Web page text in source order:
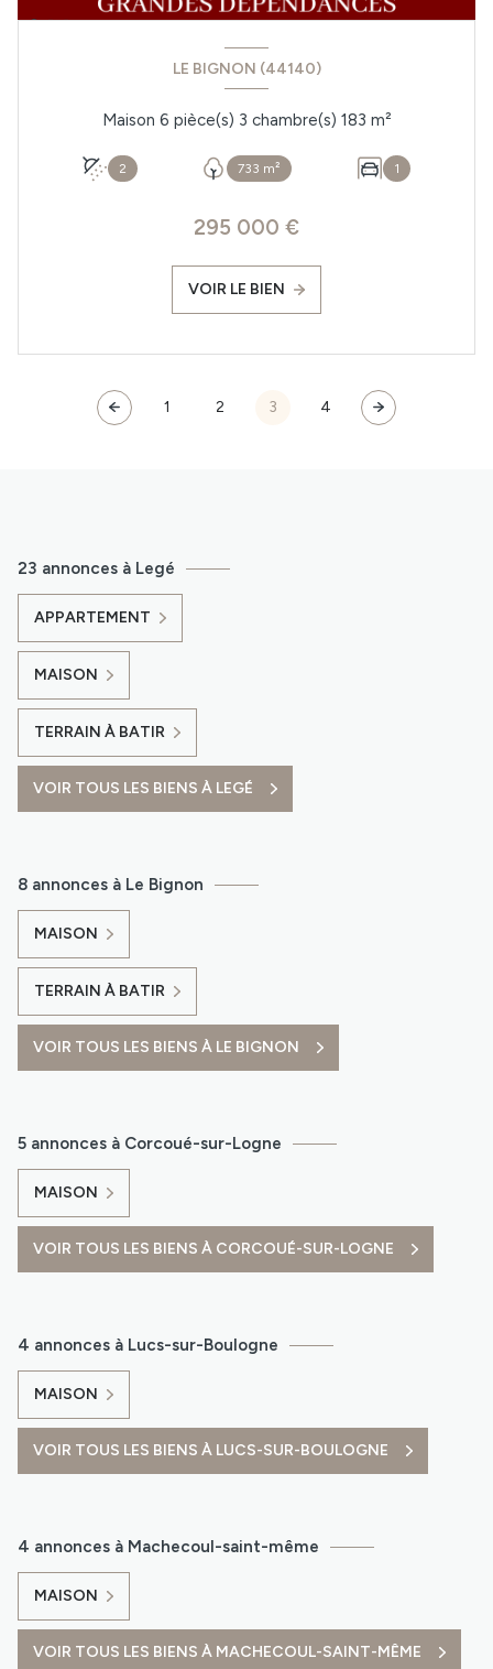
LE BIGNON (44140)
Maison 6 pièce(s) 3 chambre(s) 183 m²
2 733 m² 1
295 000 €
VOIR LE BIEN
1 2 3 4
23 annonces à Legé
APPARTEMENT
MAISON
TERRAIN À BATIR
VOIR TOUS LES BIENS À LEGÉ
8 annonces à Le Bignon
MAISON
TERRAIN À BATIR
VOIR TOUS LES BIENS À LE BIGNON
5 annonces à Corcoué-sur-Logne
MAISON
VOIR TOUS LES BIENS À CORCOUÉ-SUR-LOGNE
4 annonces à Lucs-sur-Boulogne
MAISON
VOIR TOUS LES BIENS À LUCS-SUR-BOULOGNE
4 annonces à Machecoul-saint-même
MAISON
VOIR TOUS LES BIENS À MACHECOUL-SAINT-MÊME